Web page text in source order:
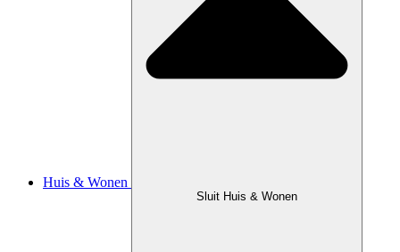
Huis & Wonen
Sluit Huis & Wonen